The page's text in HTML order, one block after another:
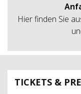
TICKETS &
Hier finden Sie